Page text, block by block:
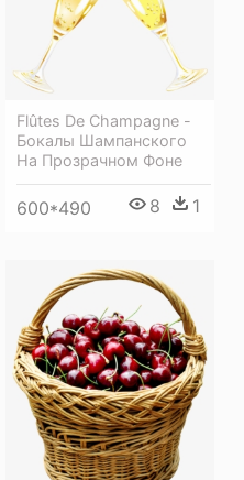
Flûtes De Champagne -
Бокалы Шампанского
На Прозрачном Фоне
600*490 8 1